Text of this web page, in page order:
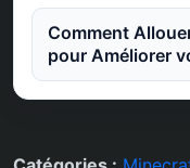
Comment
pour Améliorer